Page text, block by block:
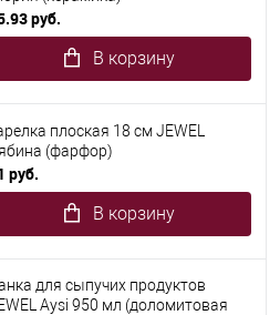
руб.
В корзину
плоская 18 см JEWEL
(фарфор)
руб.
В корзину
для сыпучих продуктов
Aysi 950 мл (доломитовая